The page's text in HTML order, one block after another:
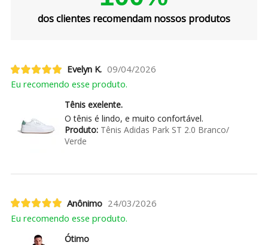
dos clientes recomendam nossos produtos
Evelyn K. 09/04/2026
Eu recomendo esse produto.
Tênis exelente.
O tênis é lindo, e muito confortável.
Produto:Tênis Adidas Park ST 2.0 Branco/
Verde
Anônimo 24/03/2026
Eu recomendo esse produto.
Ótimo